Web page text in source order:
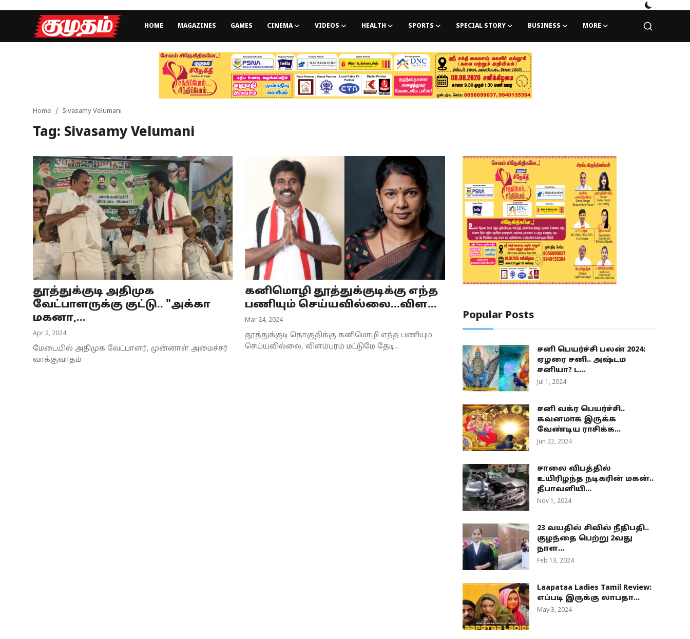
HOME MAGAZINES GAMES CINEMA VIDEOS HEALTH SPORTS SPECIAL STORY BUSINESS MORE
Games
Videos
Special Story
Business
Tamilnadu
National
Astrology
Home Sivasamy Velumani
Tag: Sivasamy Velumani
தூத்துக்குடி அதிமுக
வேட்பாளருக்கு குட்டு.. "அக்கா
மகனா,...
Apr 2, 2024
மேடையில் அதிமுக வேட்பாளர், முன்னாள் அமைச்சர்
வாக்குவாதம்
கனிமொழி தூத்துக்குடிக்கு எந்த
பணியும் செய்யவில்லை...விள...
Mar 24, 2024
தூத்துக்குடி தொகுதிக்கு கனிமொழி எந்த பணியும்
செய்யவில்லை, விளம்பரம் மட்டுமே தேடி...
Popular Posts
சனி பெயர்ச்சி பலன் 2024:
ஏழரை சனி.. அஷ்டம
சனியா? ட...
Jul 1, 2024
சனி வக்ர பெயர்ச்சி..
கவனமாக இருக்க
வேண்டிய ராசிக்க...
Jun 22, 2024
சாலை விபத்தில்
உயிரிழந்த நடிகரின் மகன்..
தீபாவளியி...
Nov 1, 2024
23 வயதில் சிவில் நீதிபதி..
குழந்தை பெற்று 2வது
நாள...
Feb 13, 2024
Laapataa Ladies Tamil Review:
எப்படி இருக்கு லாபதா...
May 3, 2024